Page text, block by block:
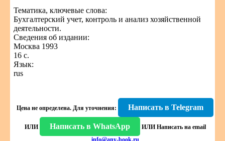
Тематика, ключевые слова:
Бухгалтерский учет, контроль и анализ хозяйственной
деятельности.
Сведения об издании:
Москва 1993
16 с.
Язык:
rus
Цена не определена. Для уточнения: Написать в Telegram
ИЛИ Написать в WhatsApp ИЛИ Написать на email
info@any-book.ru